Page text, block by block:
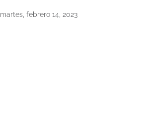
martes, febrero 14, 2023